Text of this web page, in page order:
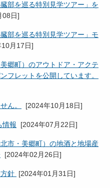
部を巡る特別見学ツアー」を
08日]
部を巡る特別見学ツアー」モ
月17日]
郷町）のアウトドア・アクテ
フレットを公開しています。
ん。 [2024年10月18日]
情報 [2024年07月22日]
市・美郷町）の地酒と地場産
[2024年02月26日]
針 [2024年01月31日]